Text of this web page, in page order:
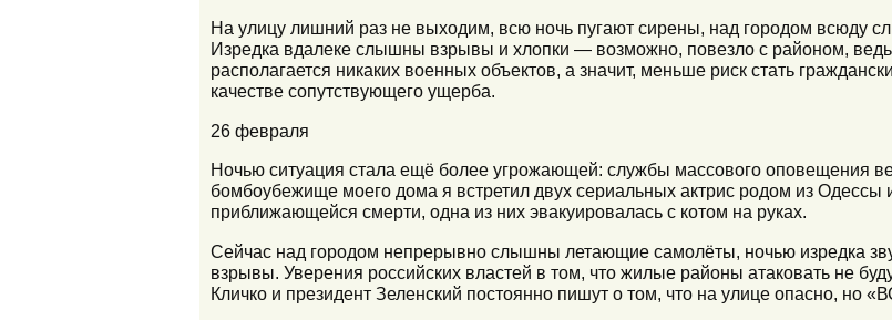
На улицу лишний раз не выходим, всю ночь пугают сирены, над городом всюду
Изредка вдалеке слышны взрывы и хлопки — возможно, повезло с районом,
располагается никаких военных объектов, а значит, меньше риск стать
качестве сопутствующего ущерба.
26 февраля
Ночью ситуация стала ещё более угрожающей: службы массового оповещения
бомбоубежище моего дома я встретил двух сериальных актрис родом из
приближающейся смерти, одна из них эвакуировалась с котом на руках.
Сейчас над городом непрерывно слышны летающие самолёты, ночью изредка
взрывы. Уверения российских властей в том, что жилые районы атаковать не
Кличко и президент Зеленский постоянно пишут о том, что на улице опасно, но